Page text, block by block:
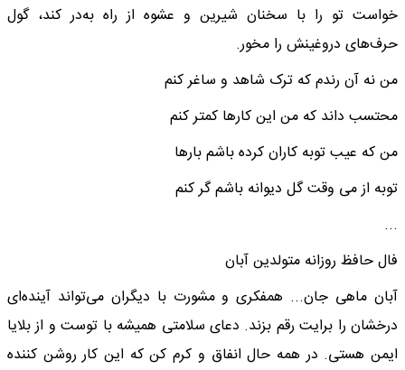
خواست تو را با سخنان شیرین و عشوه از راه به‌در کند، گول
حرف‌های دروغینش را مخور.
من نه آن رندم که ترک شاهد و ساغر کنم
محتسب داند که من این کارها کمتر کنم
من که عیب توبه کاران کرده باشم بارها
توبه از می وقت گل دیوانه باشم گر کنم
...
فال حافظ روزانه متولدین آبان
آبان ماهی جان... همفکری و مشورت با دیگران می‌تواند آینده‌ای
درخشان را برایت رقم بزند. دعای سلامتی همیشه با توست و از بلایا
ایمن هستی. در همه حال انفاق و کرم کن که این کار روشن کننده